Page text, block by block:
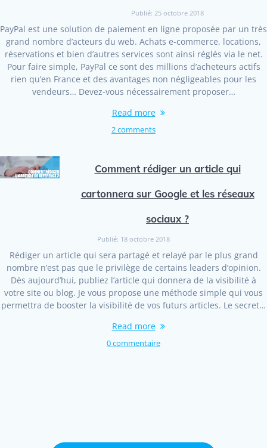
Publié: 25 octobre 2018
PayPal est une solution de paiement en ligne proposée par un très
grand nombre d’acteurs du web. Achats e-commerce, locations,
réservations et bien d’autres services sont ainsi réglés via le net.
Pour faire simple, PayPal ce sont des millions d’acheteurs actifs
rien qu’en France et des avantages non négligeables pour les
vendeurs… Devez-vous nécessairement proposer…
Read more
2 comments
Comment rédiger un article qui
cartonnera sur Google et les réseaux
sociaux ?
Publié: 18 octobre 2018
Rédiger un article qui sera partagé et relayé par le plus grand
nombre n’est pas que le privilège de certains leaders d’opinion.
Dès aujourd’hui, publiez l’article qui donnera de la visibilité à
votre site ou blog. Je vous propose une méthode simple qui vous
permettra de booster la visibilité de vos futurs articles. Le secret…
Read more
0 commentaire